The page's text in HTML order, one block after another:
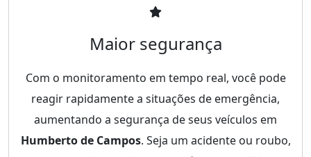
Maior segurança
Com o monitoramento em tempo real, você pode
reagir rapidamente a situações de emergência,
aumentando a segurança de seus veículos em
Humberto de Campos. Seja um acidente ou roubo,